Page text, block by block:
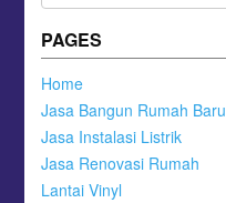
PAGES
Home
Jasa Bangun Rumah Baru
Jasa Instalasi Listrik
Jasa Renovasi Rumah
Lantai Vinyl